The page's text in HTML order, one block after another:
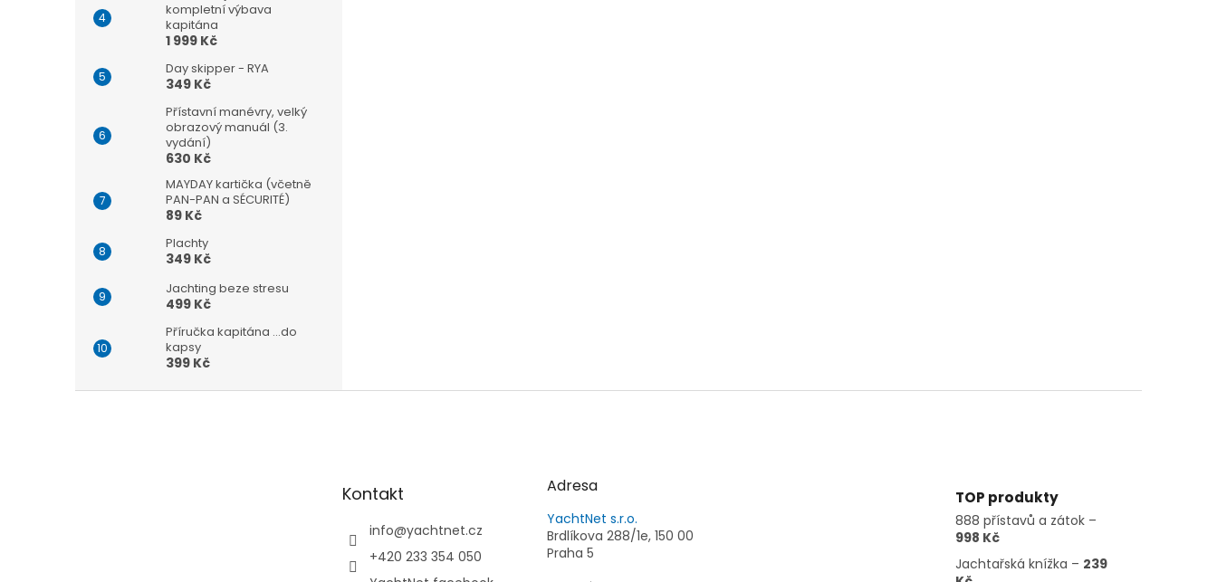
kompletní výbava
kapitána
1 999 Kč
Day skipper - RYA
349 Kč
Přístavní manévry, velký
obrazový manuál (3.
vydání)
630 Kč
MAYDAY kartička (včetně
PAN-PAN a SÉCURITÉ)
89 Kč
Plachty
349 Kč
Jachting beze stresu
499 Kč
Příručka kapitána ...do
kapsy
399 Kč
Kontakt
info@yachtnet.cz
+420 233 354 050
Adresa
YachtNet s.r.o.
Brdlíkova 288/1e, 150 00
Praha 5
TOP produkty
888 přístavů a zátok –
998 Kč
Jachtařská knížka – 239